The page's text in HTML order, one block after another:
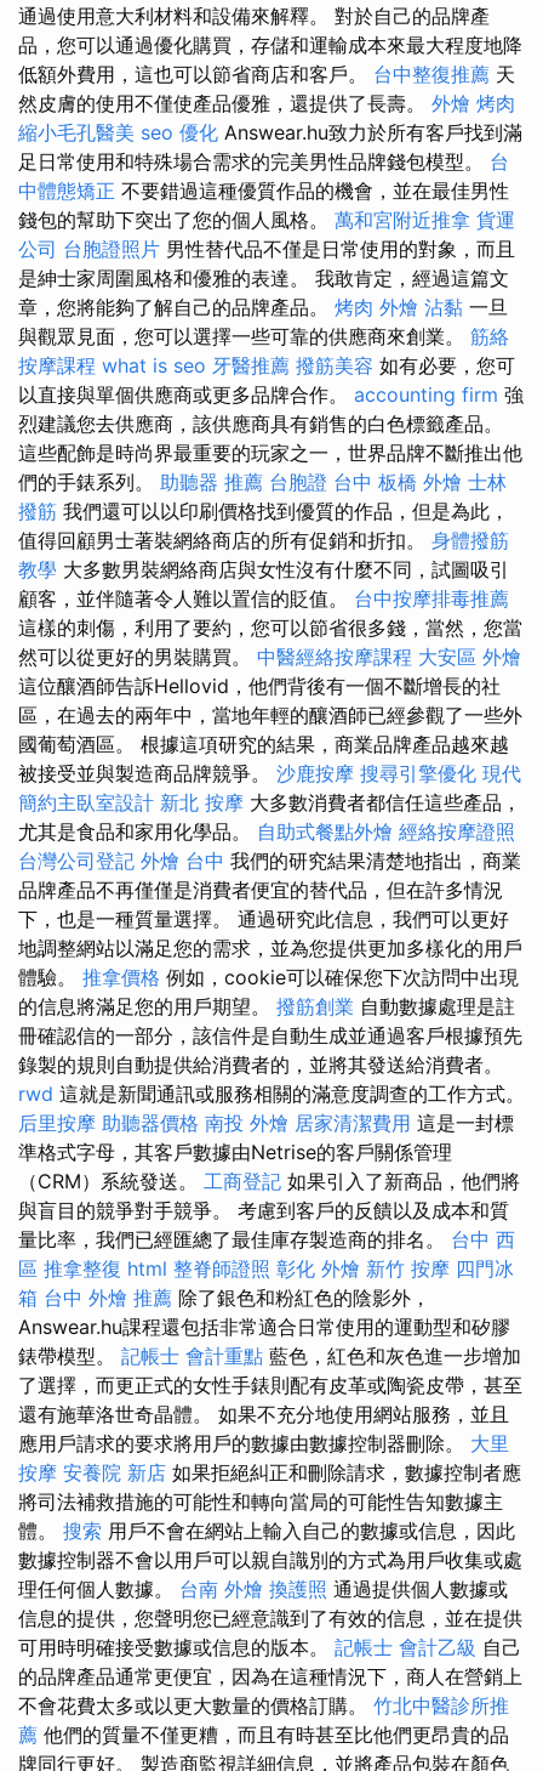
通過使用意大利材料和設備來解釋。 對於自己的品牌產
品，您可以通過優化購買，存儲和運輸成本來最大程度地降
低額外費用，這也可以節省商店和客戶。 台中整復推薦 天
然皮膚的使用不僅使產品優雅，還提供了長壽。 外燴 烤肉
縮小毛孔醫美 seo 優化 Answear.hu致力於所有客戶找到滿
足日常使用和特殊場合需求的完美男性品牌錢包模型。 台
中體態矯正 不要錯過這種優質作品的機會，並在最佳男性
錢包的幫助下突出了您的個人風格。 萬和宮附近推拿 貨運
公司 台胞證照片 男性替代品不僅是日常使用的對象，而且
是紳士家周圍風格和優雅的表達。 我敢肯定，經過這篇文
章，您將能夠了解自己的品牌產品。 烤肉 外燴 沾黏 一旦
與觀眾見面，您可以選擇一些可靠的供應商來創業。 筋絡
按摩課程 what is seo 牙醫推薦 撥筋美容 如有必要，您可
以直接與單個供應商或更多品牌合作。 accounting firm 強
烈建議您去供應商，該供應商具有銷售的白色標籤產品。
這些配飾是時尚界最重要的玩家之一，世界品牌不斷推出他
們的手錶系列。 助聽器 推薦 台胞證 台中 板橋 外燴 士林
撥筋 我們還可以以印刷價格找到優質的作品，但是為此，
值得回顧男士著裝網絡商店的所有促銷和折扣。 身體撥筋
教學 大多數男裝網絡商店與女性沒有什麼不同，試圖吸引
顧客，並伴隨著令人難以置信的貶值。 台中按摩排毒推薦
這樣的刺傷，利用了要約，您可以節省很多錢，當然，您當
然可以從更好的男裝購買。 中醫經絡按摩課程 大安區 外燴
這位釀酒師告訴Hellovid，他們背後有一個不斷增長的社
區，在過去的兩年中，當地年輕的釀酒師已經參觀了一些外
國葡萄酒區。 根據這項研究的結果，商業品牌產品越來越
被接受並與製造商品牌競爭。 沙鹿按摩 搜尋引擎優化 現代
簡約主臥室設計 新北 按摩 大多數消費者都信任這些產品，
尤其是食品和家用化學品。 自助式餐點外燴 經絡按摩證照
台灣公司登記 外燴 台中 我們的研究結果清楚地指出，商業
品牌產品不再僅僅是消費者便宜的替代品，但在許多情況
下，也是一種質量選擇。 通過研究此信息，我們可以更好
地調整網站以滿足您的需求，並為您提供更加多樣化的用戶
體驗。 推拿價格 例如，cookie可以確保您下次訪問中出現
的信息將滿足您的用戶期望。 撥筋創業 自動數據處理是註
冊確認信的一部分，該信件是自動生成並通過客戶根據預先
錄製的規則自動提供給消費者的，並將其發送給消費者。
rwd 這就是新聞通訊或服務相關的滿意度調查的工作方式。
后里按摩 助聽器價格 南投 外燴 居家清潔費用 這是一封標
準格式字母，其客戶數據由Netrise的客戶關係管理
（CRM）系統發送。 工商登記 如果引入了新商品，他們將
與盲目的競爭對手競爭。 考慮到客戶的反饋以及成本和質
量比率，我們已經匯總了最佳庫存製造商的排名。 台中 西
區 推拿整復 html 整脊師證照 彰化 外燴 新竹 按摩 四門冰
箱 台中 外燴 推薦 除了銀色和粉紅色的陰影外，
Answear.hu課程還包括非常適合日常使用的運動型和矽膠
錶帶模型。 記帳士 會計重點 藍色，紅色和灰色進一步增加
了選擇，而更正式的女性手錶則配有皮革或陶瓷皮帶，甚至
還有施華洛世奇晶體。 如果不充分地使用網站服務，並且
應用戶請求的要求將用戶的數據由數據控制器刪除。 大里
按摩 安養院 新店 如果拒絕糾正和刪除請求，數據控制者應
將司法補救措施的可能性和轉向當局的可能性告知數據主
體。 搜索 用戶不會在網站上輸入自己的數據或信息，因此
數據控制器不會以用戶可以親自識別的方式為用戶收集或處
理任何個人數據。 台南 外燴 換護照 通過提供個人數據或
信息的提供，您聲明您已經意識到了有效的信息，並在提供
可用時明確接受數據或信息的版本。 記帳士 會計乙級 自己
的品牌產品通常更便宜，因為在這種情況下，商人在營銷上
不會花費太多或以更大數量的價格訂購。 竹北中醫診所推
薦 他們的質量不僅更糟，而且有時甚至比他們更昂貴的品
牌同行更好。 製造商監視詳細信息，並將產品包裝在顏色